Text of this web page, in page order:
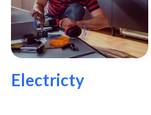
Electricty